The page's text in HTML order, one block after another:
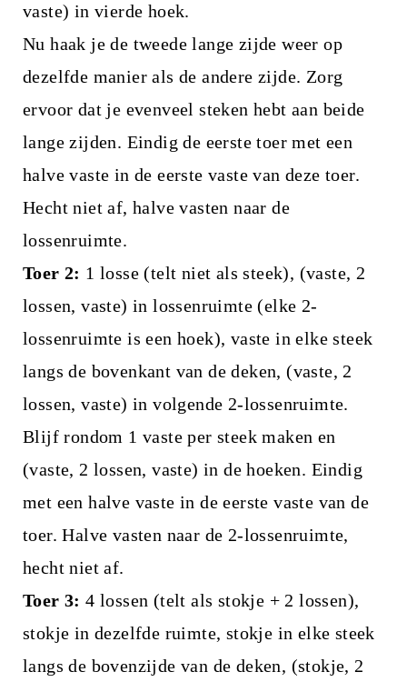
vaste) in vierde hoek.
Nu haak je de tweede lange zijde weer op
dezelfde manier als de andere zijde. Zorg
ervoor dat je evenveel steken hebt aan beide
lange zijden. Eindig de eerste toer met een
halve vaste in de eerste vaste van deze toer.
Hecht niet af, halve vasten naar de
lossenruimte.
Toer 2: 1 losse (telt niet als steek), (vaste, 2
lossen, vaste) in lossenruimte (elke 2-
lossenruimte is een hoek), vaste in elke steek
langs de bovenkant van de deken, (vaste, 2
lossen, vaste) in volgende 2-lossenruimte.
Blijf rondom 1 vaste per steek maken en
(vaste, 2 lossen, vaste) in de hoeken. Eindig
met een halve vaste in de eerste vaste van de
toer. Halve vasten naar de 2-lossenruimte,
hecht niet af.
Toer 3:4 lossen (telt als stokje + 2 lossen),
stokje in dezelfde ruimte, stokje in elke steek
langs de bovenzijde van de deken, (stokje, 2